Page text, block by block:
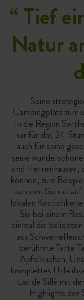
“Tief
Natur
Seine
Campingplatz zum
in die Region
nur für das 24-
auch für seine
seine
und Herrenhäuser,
können, zum
nehmen Sie mit
lokalen
Sie bei einem
einmal die
aus
berühmte Tarte
Apfelkuchen.
komplettes
Lac de Sillé mit
Highlights der